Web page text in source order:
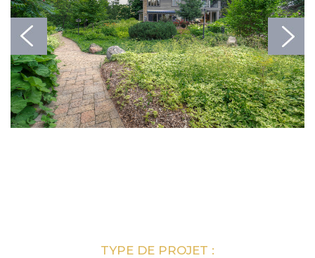
TYPE DE PROJET :